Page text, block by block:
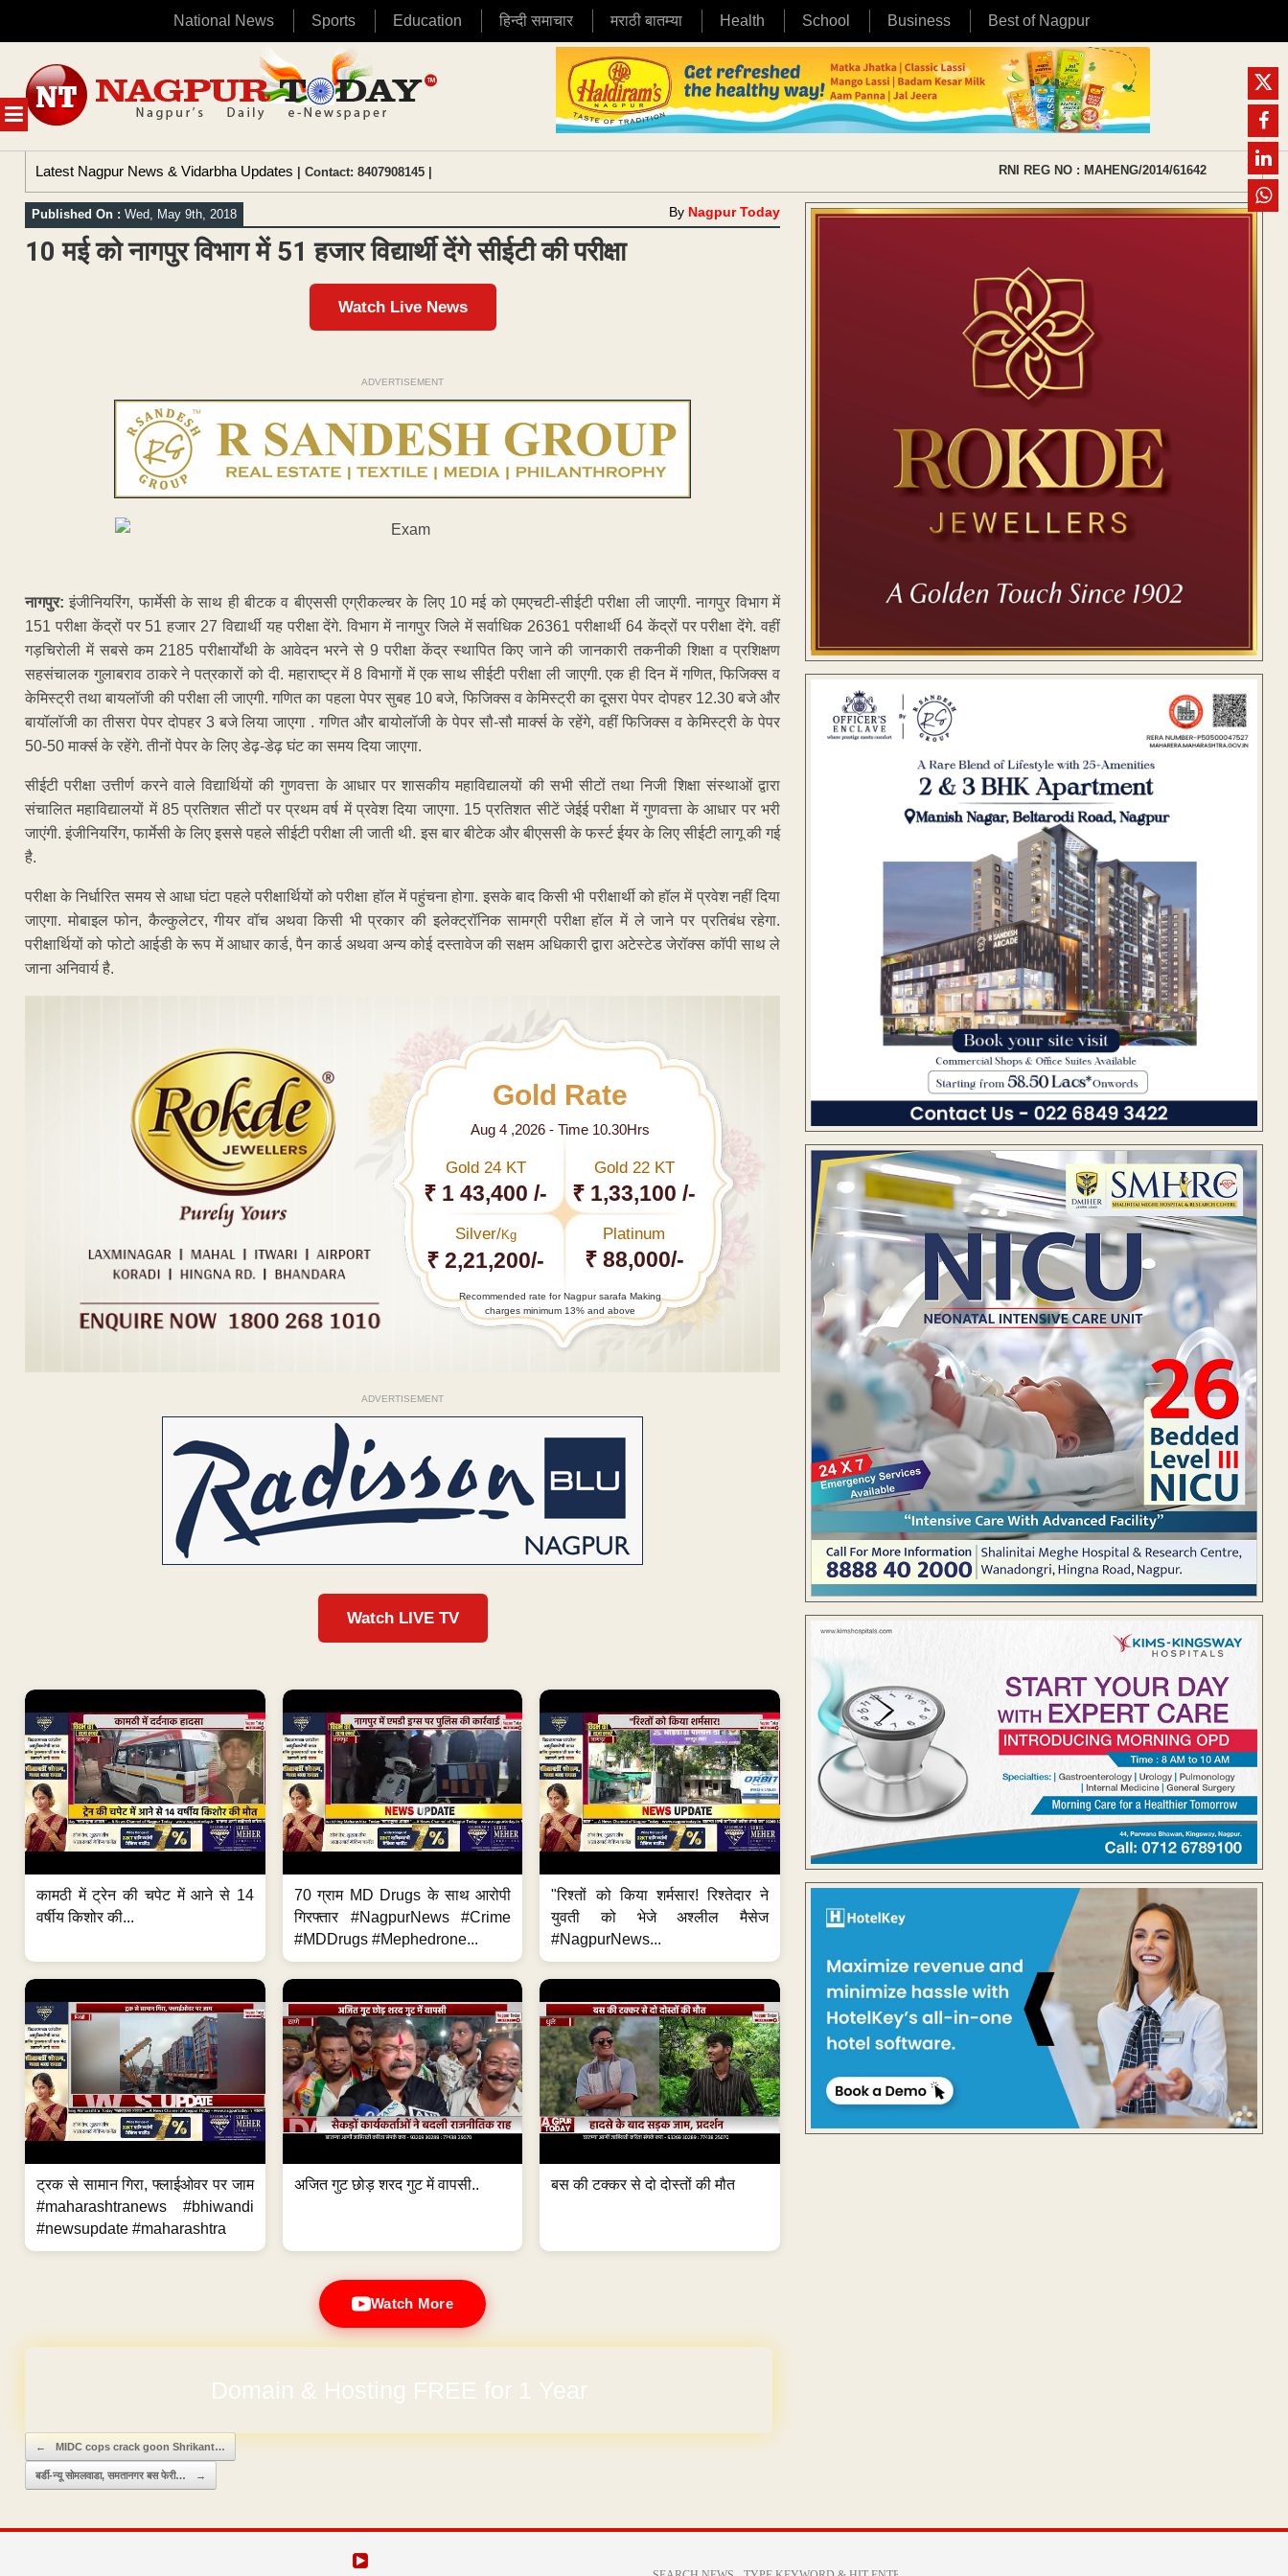
National News Sports Education हिन्दी समाचार मराठी बातम्या Health School Business Best of Nagpur
MENU
content
Latest Nagpur News & Vidarbha Updates | Contact: 8407908145 | RNI REG NO : MAHENG/2014/61642
Published On : Wed, May 9th, 2018 By Nagpur Today
10 मई को नागपुर विभाग में 51 हजार विद्यार्थी देंगे सीईटी की परीक्षा
Watch Live News
ADVERTISEMENT
नागपुर: इंजीनियरिंग, फार्मेसी के साथ ही बीटक व बीएससी एग्रीकल्चर के लिए 10 मई को एमएचटी-सीईटी परीक्षा ली जाएगी. नागपुर विभाग में
151 परीक्षा केंद्रों पर 51 हजार 27 विद्यार्थी यह परीक्षा देंगे. विभाग में नागपुर जिले में सर्वाधिक 26361 परीक्षार्थी 64 केंद्रों पर परीक्षा देंगे. वहीं
गड़चिरोली में सबसे कम 2185 परीक्षार्योंथी के आवेदन भरने से 9 परीक्षा केंद्र स्थापित किए जाने की जानकारी तकनीकी शिक्षा व प्रशिक्षण
सहसंचालक गुलाबराव ठाकरे ने पत्रकारों को दी. महाराष्ट्र में 8 विभागों में एक साथ सीईटी परीक्षा ली जाएगी. एक ही दिन में गणित, फिजिक्स व
केमिस्ट्री तथा बायलॉजी की परीक्षा ली जाएगी. गणित का पहला पेपर सुबह 10 बजे, फिजिक्स व केमिस्ट्री का दूसरा पेपर दोपहर 12.30 बजे और
बायॉलॉजी का तीसरा पेपर दोपहर 3 बजे लिया जाएगा . गणित और बायोलॉजी के पेपर सौ-सौ मार्क्स के रहेंगे, वहीं फिजिक्स व केमिस्ट्री के पेपर
50-50 मार्क्स के रहेंगे. तीनों पेपर के लिए डेढ़-डेढ़ घंट का समय दिया जाएगा.
सीईटी परीक्षा उत्तीर्ण करने वाले विद्यार्थियों की गुणवत्ता के आधार पर शासकीय महाविद्यालयों की सभी सीटों तथा निजी शिक्षा संस्थाओं द्वारा
संचालित महाविद्यालयों में 85 प्रतिशत सीटों पर प्रथम वर्ष में प्रवेश दिया जाएगा. 15 प्रतिशत सीटें जेईई परीक्षा में गुणवत्ता के आधार पर भरी
जाएंगी. इंजीनियरिंग, फार्मेसी के लिए इससे पहले सीईटी परीक्षा ली जाती थी. इस बार बीटेक और बीएससी के फर्स्ट ईयर के लिए सीईटी लागू की गई
है.
परीक्षा के निर्धारित समय से आधा घंटा पहले परीक्षार्थियों को परीक्षा हॉल में पहुंचना होगा. इसके बाद किसी भी परीक्षार्थी को हॉल में प्रवेश नहीं दिया
जाएगा. मोबाइल फोन, कैल्कुलेटर, गीयर वॉच अथवा किसी भी प्रकार की इलेक्ट्रॉनिक सामग्री परीक्षा हॉल में ले जाने पर प्रतिबंध रहेगा.
परीक्षार्थियों को फोटो आईडी के रूप में आधार कार्ड, पैन कार्ड अथवा अन्य कोई दस्तावेज की सक्षम अधिकारी द्वारा अटेस्टेड जेरॉक्स कॉपी साथ ले
जाना अनिवार्य है.
Gold Rate
Aug 4 ,2026 - Time 10.30Hrs
Gold 24 KT
₹ 1 43,400 /-
Gold 22 KT
₹ 1,33,100 /-
Silver/Kg
₹ 2,21,200/-
Platinum
₹ 88,000/-
Recommended rate for Nagpur sarafa Making
charges minimum 13% and above
ADVERTISEMENT
Watch LIVE TV
कामठी में ट्रेन की चपेट में आने से 14
वर्षीय किशोर की...
70 ग्राम MD Drugs के साथ आरोपी
गिरफ्तार #NagpurNews #Crime
#MDDrugs #Mephedrone...
"रिश्तों को किया शर्मसार! रिश्तेदार ने
युवती को भेजे अश्लील मैसेज
#NagpurNews...
ट्रक से सामान गिरा, फ्लाईओवर पर जाम
#maharashtranews #bhiwandi
#newsupdate #maharashtra
अजित गुट छोड़ शरद गुट में वापसी.. बस की टक्कर से दो दोस्तों की मौत
Watch More
Domain & Hosting FREE for 1 Year
Post navigation
← MIDC cops crack goon Shrikant…
बर्डी-न्यू सोमलवाडा, समतानगर बस फेरी… →